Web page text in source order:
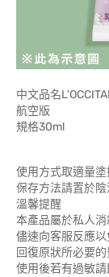
中文品名
航空版
規格30ml
使用方式取適量
保存方法請置於
溫馨提醒
本產品屬於私人
儘速向客服反應
回復原狀所必要的
使用後若有過敏